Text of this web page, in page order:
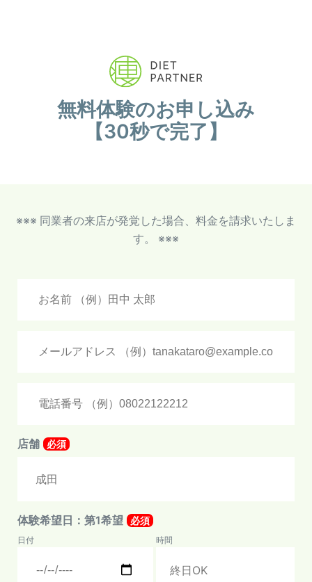
無料体験のお申し込み
【30秒で完了】
※※※ 同業者の来店が発覚した場合、料金を請求いたしま
す。 ※※※
店舗 必須
体験希望日：第1希望 必須
日付 時間